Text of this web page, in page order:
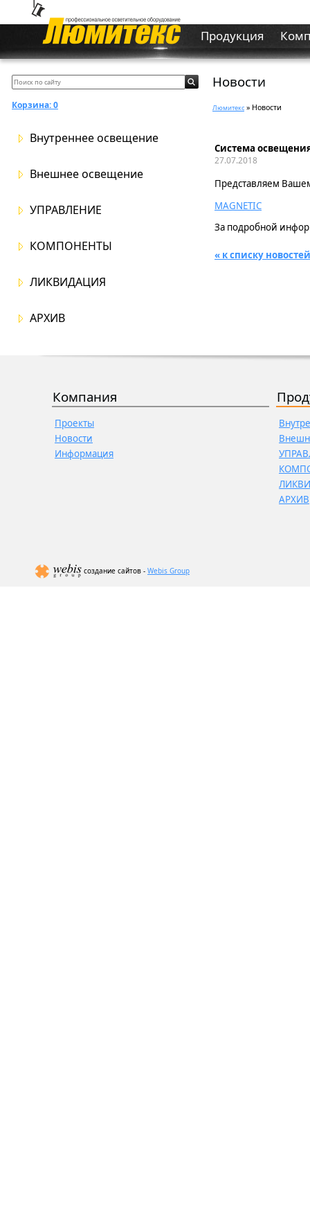
Продукция
Корзина:0
Внутреннее освещение
Внешнее освещение
УПРАВЛЕНИЕ
КОМПОНЕНТЫ
ЛИКВИДАЦИЯ
АРХИВ
Новости
Люмитекс » Новости
Система
27.07.2018
Представляем
MAGNETIC
За подробной
« к списку новостей
Компания
Проекты
Новости
Информация
АРХИВ
создание сайтов - Webis Group